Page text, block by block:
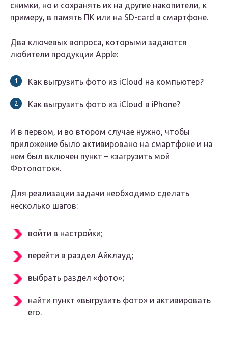
снимки, но и сохранять их на другие накопители, к
примеру, в память ПК или на SD-card в смартфоне.
Два ключевых вопроса, которыми задаются
любители продукции Apple:
Как выгрузить фото из iCloud на компьютер?
Как выгрузить фото из iCloud в iPhone?
И в первом, и во втором случае нужно, чтобы
приложение было активировано на смартфоне и на
нем был включен пункт – «загрузить мой
Фотопоток».
Для реализации задачи необходимо сделать
несколько шагов:
войти в настройки;
перейти в раздел Айклауд;
выбрать раздел «фото»;
найти пункт «выгрузить фото» и активировать
его.